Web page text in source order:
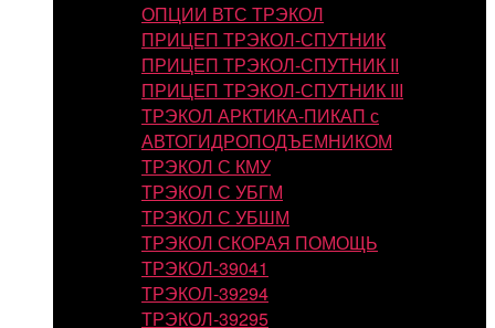
ОПЦИИ ВТС ТРЭКОЛ
ПРИЦЕП ТРЭКОЛ-СПУТНИК
ПРИЦЕП ТРЭКОЛ-СПУТНИК II
ПРИЦЕП ТРЭКОЛ-СПУТНИК III
ТРЭКОЛ АРКТИКА-ПИКАП с
АВТОГИДРОПОДЪЕМНИКОМ
ТРЭКОЛ С КМУ
ТРЭКОЛ С УБГМ
ТРЭКОЛ С УБШМ
ТРЭКОЛ СКОРАЯ ПОМОЩЬ
ТРЭКОЛ-39041
ТРЭКОЛ-39294
ТРЭКОЛ-39295